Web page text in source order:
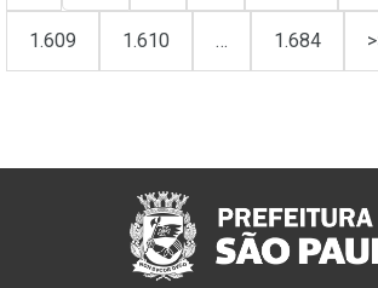
1.609 1.610 … 1.684